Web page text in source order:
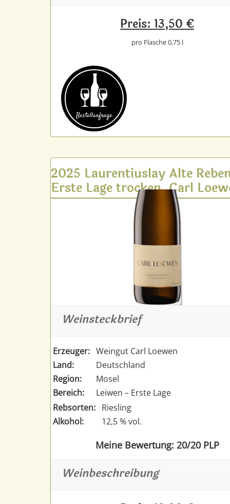
Preis: 13,50 €
pro Flasche 0,75 l
Bestell­anfrage
2025 Laurentiuslay Alte
Erste Lage trocken, Carl
Weinsteckbrief
Erzeuger: Weingut Carl Loewen
Land:
Deutschland
Region:
Mosel
Bereich:
Leiwen – Erste Lage
Rebsorten: Riesling
Alkohol:
12,5 % vol.
Meine Bewertung: 20/20 PLP
Weinbeschreibung